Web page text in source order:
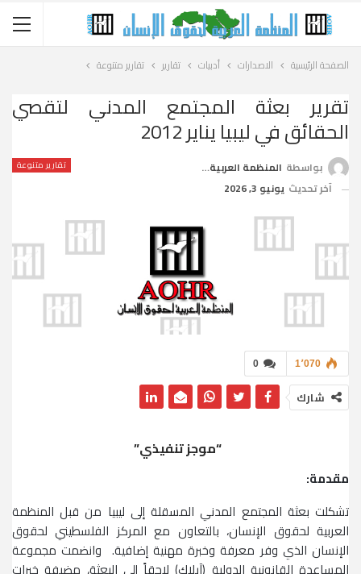
الصفحة الرئيسية الاصدارات أدبيات تقارير تقارير متنوعة
تقرير بعثة المجتمع المدني لتقصي
الحقائق في ليبيا يناير 2012
تقارير متنوعة بواسطة المنظمة العربية لحقوق الإنسان
آخر تحديث يونيو 3, 2026
0 1٬070
شارك
“موجز تنفيذي”
مقدمة:
تشكلت بعثة المجتمع المدني المسقلة إلى ليبيا من قبل المنظمة
العربية لحقوق الإنسان، بالتعاون مع المركز الفلسطيني لحقوق
الإنسان الذي وفر معرفة وخبرة مهنية إضافية. وانضمت مجموعة